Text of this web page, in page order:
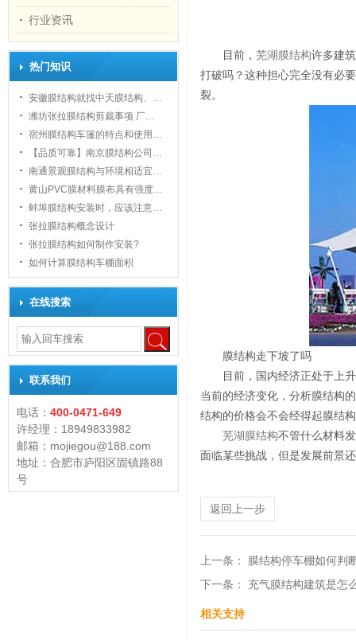
行业资讯
热门知识
安徽膜结构就找中天膜结构、…
潍坊张拉膜结构剪裁事项 厂…
宿州膜结构车篷的特点和使用…
【品质可靠】南京膜结构公司…
南通景观膜结构与环境相适宜…
黄山PVC膜材料膜布具有强度…
蚌埠膜结构安装时，应该注意…
张拉膜结构概念设计
张拉膜结构如何制作安装?
如何计算膜结构车棚面积
在线搜索
联系我们
电话： 400-0471-649
许经理：18949833982
邮箱：mojiegou@188.com
地址：合肥市庐阳区固镇路88
号
目前， 芜湖膜结构许多建
打破吗？这种担心完全没有必
裂。
膜结构走下坡了吗
目前，国内经济正处于上
当前的经济变化，分析膜结构
结构的价格会不会经得起膜结
芜湖膜结构不管什么材料
面临某些挑战，但是发展前景
返回上一步
上一条： 膜结构停车棚如何判
下一条： 充气膜结构建筑是怎
相关支持